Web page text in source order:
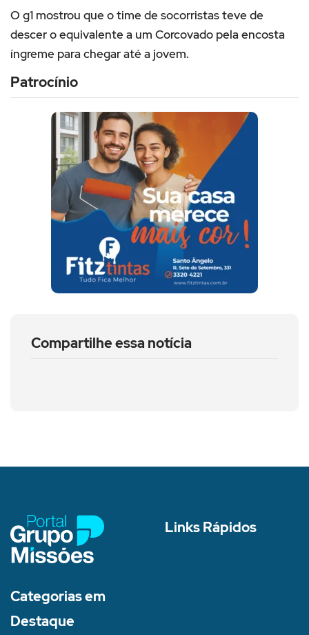
O g1 mostrou que o time de socorristas teve de
descer o equivalente a um Corcovado pela encosta
íngreme para chegar até a jovem.
Patrocínio
Compartilhe essa notícia
Links Rápidos
Categorias em
Destaque